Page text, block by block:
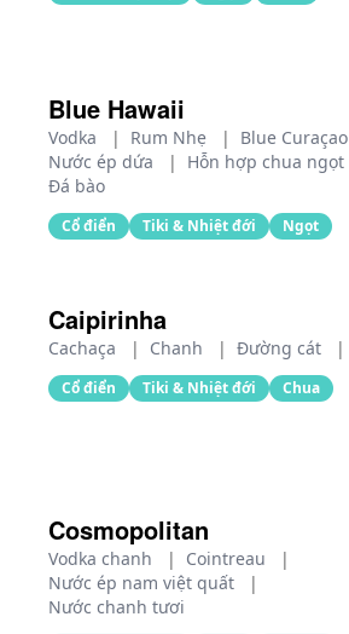
Blue Hawaii
Vodka | Rum Nhẹ | Blue Curaçao
Nước ép dứa
| Hỗn hợp chua ngọt
Đá bào
Cổ điển Tiki & Nhiệt đới Ngọt
Caipirinha
Cachaça | Chanh | Đường cát |
Cổ điển Tiki & Nhiệt đới Chua
Cosmopolitan
Vodka chanh | Cointreau
|
Nước ép nam việt quất
|
Nước chanh tươi